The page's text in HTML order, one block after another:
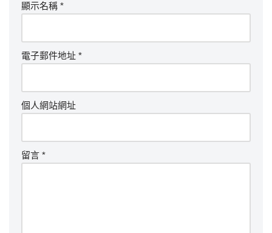
顯示名稱 *
電子郵件地址 *
個人網站網址
留言 *